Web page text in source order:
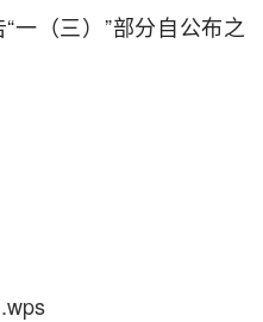
一（三）”部分自公布之